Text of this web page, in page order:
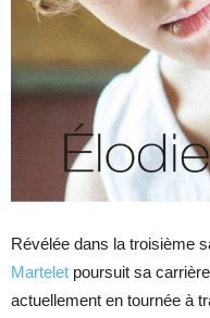
Révélée dans la troisième
Martelet poursuit sa
actuellement en tournée à